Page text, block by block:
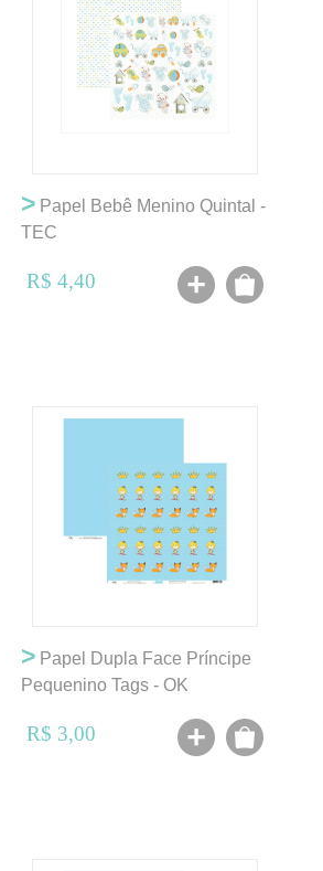
>Papel Bebê Menino Quintal -
TEC
R$ 4,40
>Papel Dupla Face Príncipe
Pequenino Tags - OK
R$ 3,00